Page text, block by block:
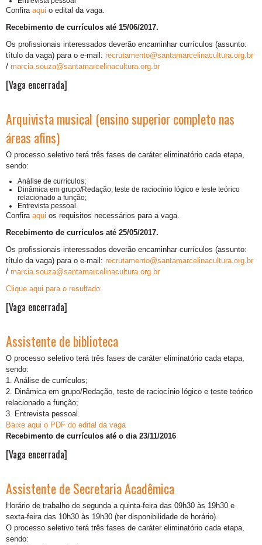
Confira aqui o edital da vaga.
Recebimento de currículos até 15/06/2017.
Os profissionais interessados deverão encaminhar currículos (assunto:
título da vaga) para o e-mail: recrutamento@santamarcelinacultura.org.br
/ marcia.souza@santamarcelinacultura.org.br
[Vaga encerrada]
Arquivista musical (ensino superior completo nas
áreas afins)
O processo seletivo terá três fases de caráter eliminatório cada etapa,
sendo:
Análise de currículos;
Dinâmica em grupo/Redação, teste de raciocínio lógico e teste teórico
relacionado a função;
Entrevista pessoal.
Confira aqui os requisitos necessários para a vaga.
Recebimento de currículos até 25/05/2017.
Os profissionais interessados deverão encaminhar currículos (assunto:
título da vaga) para o e-mail: recrutamento@santamarcelinacultura.org.br
/ marcia.souza@santamarcelinacultura.org.br
Clique aqui para o resultado.
[Vaga encerrada]
Assistente de biblioteca
O processo seletivo terá três fases de caráter eliminatório cada etapa,
sendo:
1. Análise de currículos;
2. Dinâmica em grupo/Redação, teste de raciocínio lógico e teste teórico
relacionado a função;
3. Entrevista pessoal.
Baixe aqui o PDF do edital da vaga
Recebimento de currículos até o dia 23/11/2016
[Vaga encerrada]
Assistente de Secretaria Acadêmica
Horário de trabalho de segunda a quinta-feira das 09h30 às 19h30 e
sexta-feira das 10h30 às 19h30 (ter disponibilidade de horário).
O processo seletivo terá três fases de caráter eliminatório cada etapa,
sendo: